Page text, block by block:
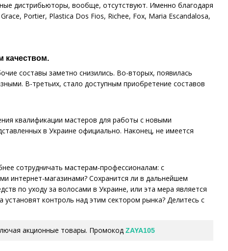
дистрибьюторы, вообще, отсутствуют. Именно благодаря
Portier, Plastica Dos Fios, Richee, Fox, Maria Escandalosa,
качеством.
составы заметно снизились. Во-вторых, появилась
В-третьих, стало доступным приобретение составов
квалификации мастеров для работы с новыми
в Украине официально. Наконец, не имеется
сотрудничать мастерам-профессионалам: с
интернет-магазинами? Сохранится ли в дальнейшем
по уходу за волосами в Украине, или эта мера является
контроль над этим сектором рынка? Делитесь с
акционные товары. Промокод ZAYA105